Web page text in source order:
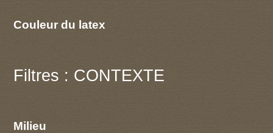
Couleur du latex
Filtres : CONTEXTE
Milieu